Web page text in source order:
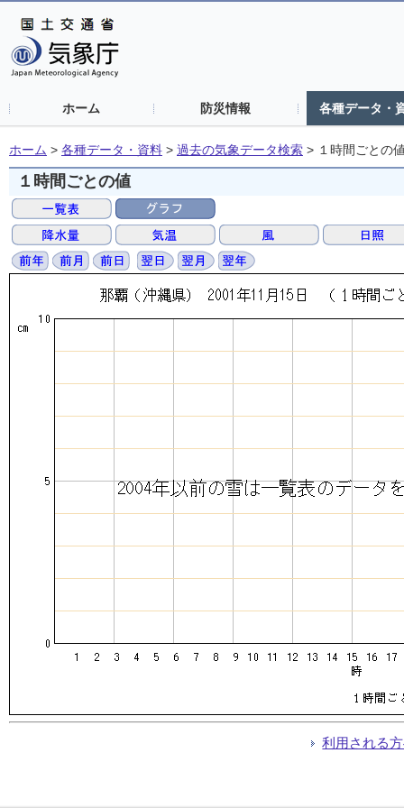
ホーム 防災情報 各種データ・
ホーム > 各種データ・資料 > 過去の気象データ検索 > １時間ごとの
１時間ごとの値
利用される